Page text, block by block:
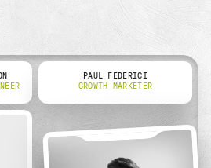
PAUL FEDERICI
GROWTH MARKETER